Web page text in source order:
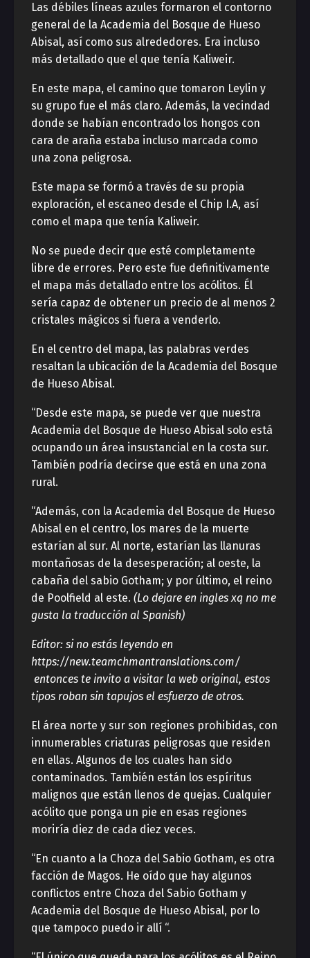
Las débiles líneas azules formaron el contorno
general de la Academia del Bosque de Hueso
Abisal, así como sus alrededores. Era incluso
más detallado que el que tenía Kaliweir.
En este mapa, el camino que tomaron Leylin y
su grupo fue el más claro. Además, la vecindad
donde se habían encontrado los hongos con
cara de araña estaba incluso marcada como
una zona peligrosa.
Este mapa se formó a través de su propia
exploración, el escaneo desde el Chip I.A, así
como el mapa que tenía Kaliweir.
No se puede decir que esté completamente
libre de errores. Pero este fue definitivamente
el mapa más detallado entre los acólitos. Él
sería capaz de obtener un precio de al menos 2
cristales mágicos si fuera a venderlo.
En el centro del mapa, las palabras verdes
resaltan la ubicación de la Academia del Bosque
de Hueso Abisal.
“Desde este mapa, se puede ver que nuestra
Academia del Bosque de Hueso Abisal solo está
ocupando un área insustancial en la costa sur.
También podría decirse que está en una zona
rural.
“Además, con la Academia del Bosque de Hueso
Abisal en el centro, los mares de la muerte
estarían al sur. Al norte, estarían las llanuras
montañosas de la desesperación; al oeste, la
cabaña del sabio Gotham; y por último, el reino
de Poolfield al este. (Lo dejare en ingles xq no me
gusta la traducción al Spanish)
Editor: si no estás leyendo en
https://new.teamchmantranslations.com/
entonces te invito a visitar la web original, estos
tipos roban sin tapujos el esfuerzo de otros.
El área norte y sur son regiones prohibidas, con
innumerables criaturas peligrosas que residen
en ellas. Algunos de los cuales han sido
contaminados. También están los espíritus
malignos que están llenos de quejas. Cualquier
acólito que ponga un pie en esas regiones
moriría diez de cada diez veces.
“En cuanto a la Choza del Sabio Gotham, es otra
facción de Magos. He oído que hay algunos
conflictos entre Choza del Sabio Gotham y
Academia del Bosque de Hueso Abisal, por lo
que tampoco puedo ir allí “.